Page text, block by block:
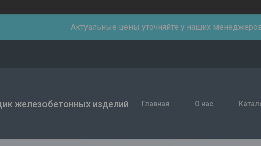
Актуальные цены уточняйте у наших
железобетонных изделий Главная О нас